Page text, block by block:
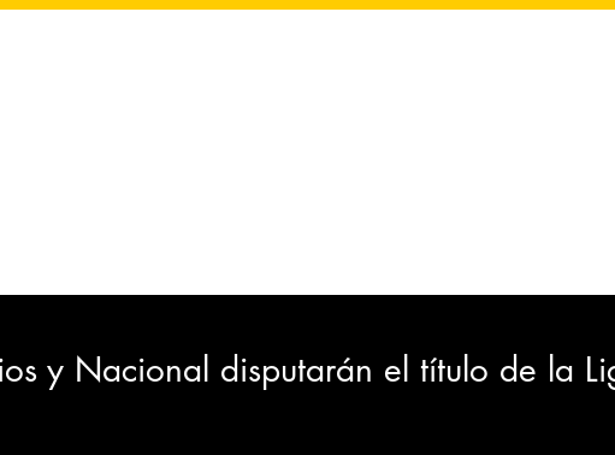
y Nacional disputarán el título de la